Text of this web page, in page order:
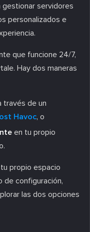
gestionar servidores
personalizados e
que funcione 24/7,
Hay dos maneras
través de un
Havoc, o
en tu propio
propio espacio
de configuración,
las dos opciones